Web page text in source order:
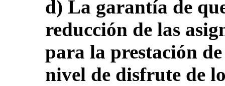
d) La garantía de
reducción de las
para la prestación
nivel de disfrute de